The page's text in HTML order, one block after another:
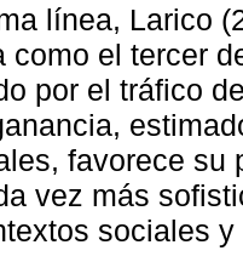
línea, Larico
como el tercer
por el tráfico
favorece su
vez más
sociales